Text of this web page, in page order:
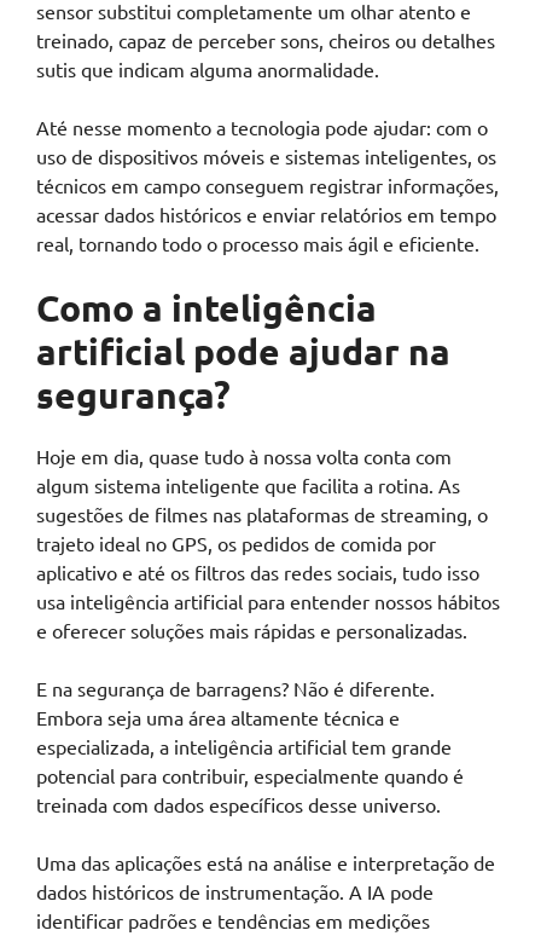
sensor substitui completamente um olhar atento e
treinado, capaz de perceber sons, cheiros ou detalhes
sutis que indicam alguma anormalidade.
Até nesse momento a tecnologia pode ajudar: com o
uso de dispositivos móveis e sistemas inteligentes, os
técnicos em campo conseguem registrar informações,
acessar dados históricos e enviar relatórios em tempo
real, tornando todo o processo mais ágil e eficiente.
Como a inteligência
artificial pode ajudar na
segurança?
Hoje em dia, quase tudo à nossa volta conta com
algum sistema inteligente que facilita a rotina. As
sugestões de filmes nas plataformas de streaming, o
trajeto ideal no GPS, os pedidos de comida por
aplicativo e até os filtros das redes sociais, tudo isso
usa inteligência artificial para entender nossos hábitos
e oferecer soluções mais rápidas e personalizadas.
E na segurança de barragens? Não é diferente.
Embora seja uma área altamente técnica e
especializada, a inteligência artificial tem grande
potencial para contribuir, especialmente quando é
treinada com dados específicos desse universo.
Uma das aplicações está na análise e interpretação de
dados históricos de instrumentação. A IA pode
identificar padrões e tendências em medições